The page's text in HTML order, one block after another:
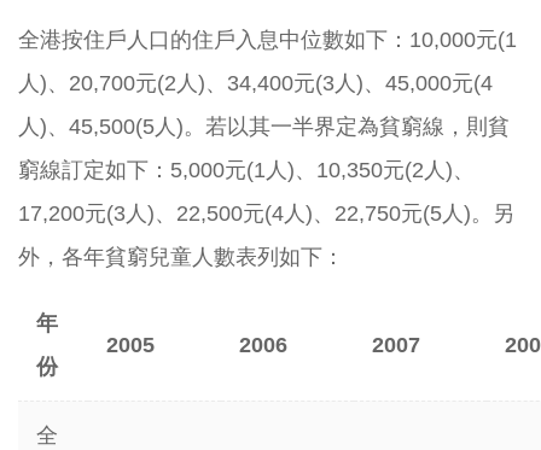
全港按住戶人口的住戶入息中位數如下：10,000元(1
人)、20,700元(2人)、34,400元(3人)、45,000元(4
人)、45,500(5人)。若以其一半界定為貧窮線，則貧
窮線訂定如下：5,000元(1人)、10,350元(2人)、
17,200元(3人)、22,500元(4人)、22,750元(5人)。另
外，各年貧窮兒童人數表列如下：
年
份
2005 2006 2007
全